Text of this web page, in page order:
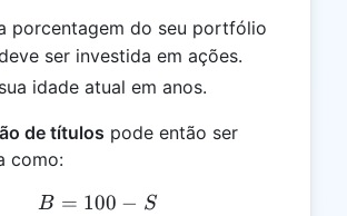
porcentagem do seu portfólio
ser investida em ações.
idade atual em anos.
de títulos pode então ser
como:
B = 100 - S
B = 100 − S